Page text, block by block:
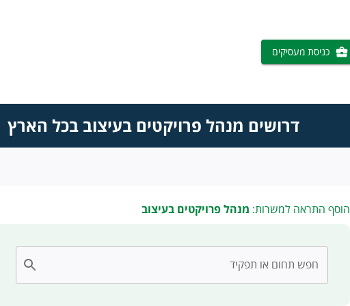
כניסת מעסיקים
דרושים מנהל פרויקטים בעיצוב בכל הארץ
הוסף התראה למשרות: מנהל פרויקטים בעיצוב
חפש תחום או תפקיד